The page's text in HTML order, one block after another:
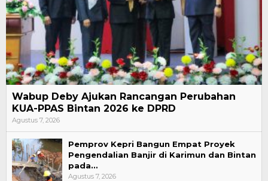
Wabup Deby Ajukan Rancangan Perubahan
KUA-PPAS Bintan 2026 ke DPRD
Agustus 7, 2026
Pemprov Kepri Bangun Empat Proyek
Pengendalian Banjir di Karimun dan Bintan
pada…
Agustus 7, 2026